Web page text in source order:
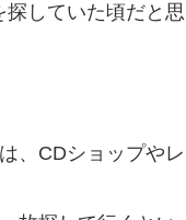
していた頃だと思
、CDショップや